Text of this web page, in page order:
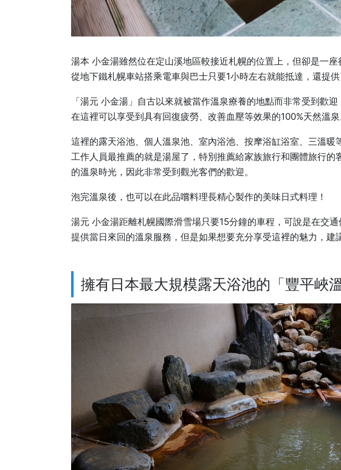
湯本 小金湯雖然位在定山溪地區較接近札幌的位置上，但卻是一
從地下鐵札幌車站搭乘電車與巴士只要1小時左右就能抵達，還提
「湯元 小金湯」自古以來就被當作溫泉療養的地點而非常受到歡
在這裡可以享受到具有回復疲勞、改善血壓等效果的100%天然溫泉
這裡的露天浴池、個人溫泉池、室內浴池、按摩浴缸浴室、三溫暖
工作人員最推薦的就是湯屋了，特別推薦給家族旅行和團體旅行
的溫泉時光，因此非常受到觀光客們的歡迎。
泡完溫泉後，也可以在此品嚐料理長精心製作的美味日式料理！
湯元 小金湯距離札幌國際滑雪場只要15分鐘的車程，可說是在交
提供當日來回的溫泉服務，但是如果想要充分享受這裡的魅力，建
擁有日本最大規模露天浴池的「豐平峽溫